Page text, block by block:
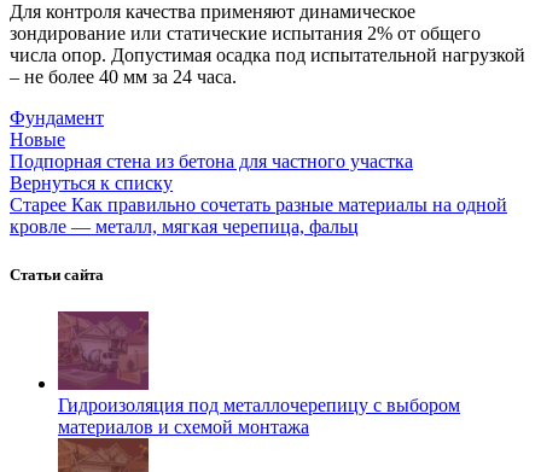
Для контроля качества применяют динамическое
зондирование или статические испытания 2% от общего
числа опор. Допустимая осадка под испытательной нагрузкой
– не более 40 мм за 24 часа.
Фундамент
Новые
Подпорная стена из бетона для частного участка
Вернуться к списку
Старее Как правильно сочетать разные материалы на одной
кровле — металл, мягкая черепица, фальц
Статьи сайта
Гидроизоляция под металлочерепицу с выбором
материалов и схемой монтажа